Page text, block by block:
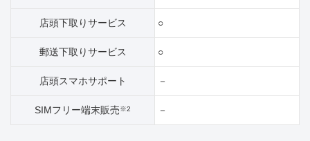
店頭下取りサービス ○
郵送下取りサービス ○
店頭スマホサポート －
SIMフリー端末販売※2 －